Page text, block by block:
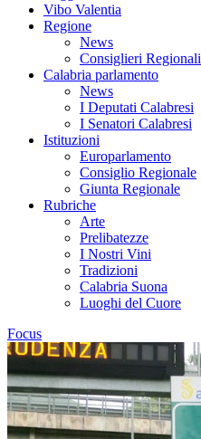
Vibo Valentia
Regione
News
Consiglieri Regionali
Calabria parlamento
News
I Deputati Calabresi
I Senatori Calabresi
Istituzioni
Europarlamento
Consiglio Regionale
Giunta Regionale
Rubriche
Arte
Prelibatezze
I Nostri Vini
Tradizioni
Calabria Suona
Luoghi del Cuore
Focus